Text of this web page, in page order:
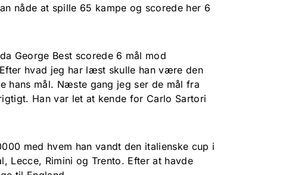
nåde at spille 65 kampe og scorede her 6
George Best scorede 6 mål mod
hvad jeg har læst skulle han være den
hans mål. Næste gang jeg ser de mål fra
Han var let at kende for Carlo Sartori
med hvem han vandt den italienske cup i
Lecce, Rimini og Trento. Efter at havde